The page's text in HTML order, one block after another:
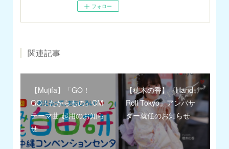
フォロー
関連記事
【Mujifa】「GO！
GO！たからもの」CM
テーマ曲 起用のお知ら
せ
【穂木の香】『Hand
Roll Tokyo』アンバサ
ダー就任のお知らせ